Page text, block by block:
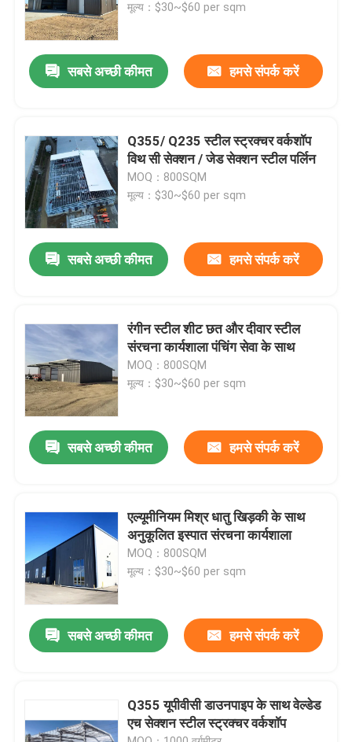
उत्पादों
वीडियो
हमारे बारे में
गुणवत्ता नियंत्रण
एक उद्धरण का अनुरोध करें
इस्पात संरचना गोदाम
हल्के इस्पात संरचना
मूल्य：$30~$60 per sqm
सबसे अच्छी कीमत हमसे संपर्क करें
Q355/ Q235 स्टील स्ट्रक्चर वर्कशॉप
विथ सी सेक्शन / जेड सेक्शन स्टील पर्लिन
MOQ：800SQM
मूल्य：$30~$60 per sqm
सबसे अच्छी कीमत हमसे संपर्क करें
रंगीन स्टील शीट छत और दीवार स्टील
संरचना कार्यशाला पंचिंग सेवा के साथ
MOQ：800SQM
मूल्य：$30~$60 per sqm
सबसे अच्छी कीमत हमसे संपर्क करें
एल्यूमीनियम मिश्र धातु खिड़की के साथ
अनुकूलित इस्पात संरचना कार्यशाला
MOQ：800SQM
मूल्य：$30~$60 per sqm
सबसे अच्छी कीमत हमसे संपर्क करें
Q355 यूपीवीसी डाउनपाइप के साथ वेल्डेड
एच सेक्शन स्टील स्ट्रक्चर वर्कशॉप